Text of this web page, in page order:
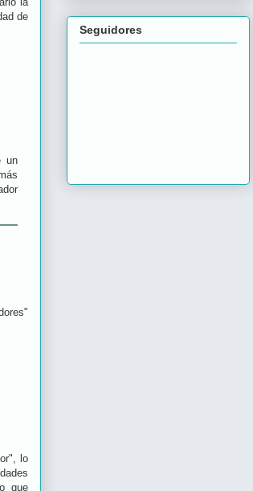
de
un
lo
que
Seguidores